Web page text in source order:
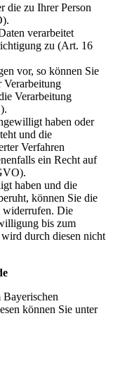
die zu Ihrer Person
verarbeitet
zu (Art. 16
vor, so können Sie
Verarbeitung
Verarbeitung
haben oder
und die
Verfahren
ein Recht auf
haben und die
können Sie die
Die
bis zum
durch diesen nicht
Bayerischen
können Sie unter